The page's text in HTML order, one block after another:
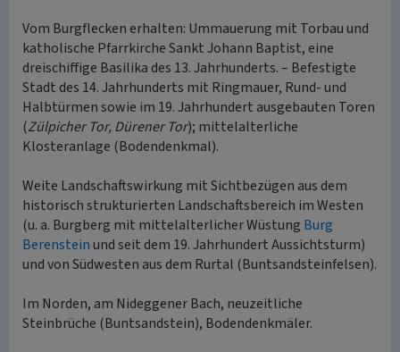
Vom Burgflecken erhalten: Ummauerung mit Torbau und
katholische Pfarrkirche Sankt Johann Baptist, eine
dreischiffige Basilika des 13. Jahrhunderts. – Befestigte
Stadt des 14. Jahrhunderts mit Ringmauer, Rund- und
Halbtürmen sowie im 19. Jahrhundert ausgebauten Toren
(Zülpicher Tor, Dürener Tor); mittelalterliche
Klosteranlage (Bodendenkmal).
Weite Landschaftswirkung mit Sichtbezügen aus dem
historisch strukturierten Landschaftsbereich im Westen
(u. a. Burgberg mit mittelalterlicher Wüstung Burg
Berensteinund seit dem 19. Jahrhundert Aussichtsturm)
und von Südwesten aus dem Rurtal (Buntsandsteinfelsen).
Im Norden, am Nideggener Bach, neuzeitliche
Steinbrüche (Buntsandstein), Bodendenkmäler.